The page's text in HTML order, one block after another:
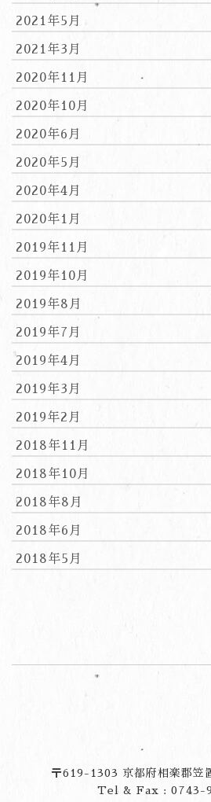
2021年5月
2021年3月
2020年11月
2020年10月
2020年6月
2020年5月
2020年4月
2020年1月
2019年11月
2019年10月
2019年8月
2019年7月
2019年4月
2019年3月
2019年2月
2018年11月
2018年10月
2018年8月
2018年6月
2018年5月
〒619-1303 京都府相楽郡笠
Tel & Fax : 0743-